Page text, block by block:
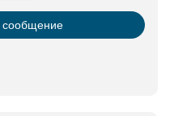
сообщение